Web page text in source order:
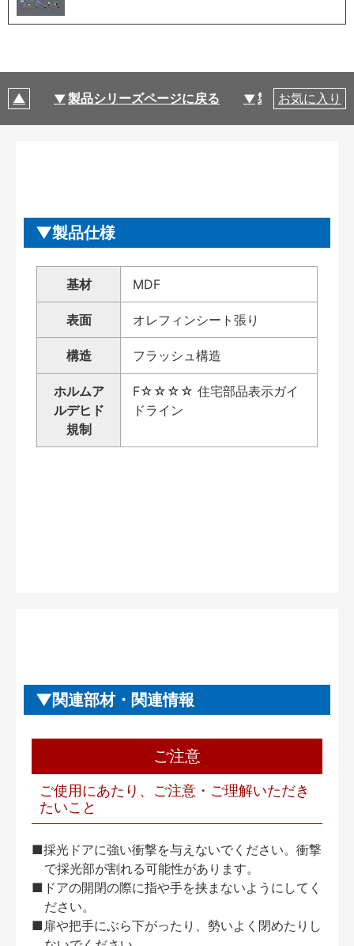
製品シリーズページに戻る 製品仕様
お気に入り
製品仕様
基材 MDF
表面 オレフィンシート張り
構造 フラッシュ構造
ホルムア
ルデヒド
規制
F☆☆☆☆ 住宅部品表示ガイ
ドライン
関連部材・関連情報
ご注意
ご使用にあたり、ご注意・ご理解いただき
たいこと
■採光ドアに強い衝撃を与えないでください。衝撃
で採光部が割れる可能性があります。
■ドアの開閉の際に指や手を挟まないようにしてく
ださい。
■扉や把手にぶら下がったり、勢いよく閉めたりし